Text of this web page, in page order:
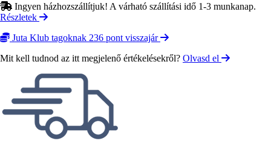
Ingyen házhozszállítjuk! A várható szállítási idő 1-3 munkanap.
Részletek
Juta Klub tagoknak 236 pont visszajár
Mit kell tudnod az itt megjelenő értékelésekről? Olvasd el